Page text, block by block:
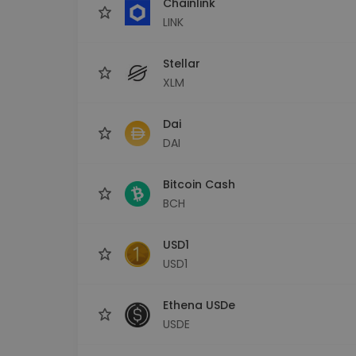
LINK
Stellar
XLM
Dai
DAI
Bitcoin Cash
BCH
USD1
USD1
Ethena USDe
USDE